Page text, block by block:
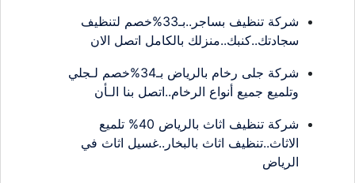
شركة تنظيف بساجر..بـ33%خصم لتنظيف
سجادتك..كنبك..منزلك بالكامل اتصل الان
شركة جلى رخام بالرياض بـ34%خصم لـجلي
وتلميع جميع أنواع الرخام..اتصل بنا الـأن
شركة تنظيف اثاث بالرياض 40% تلميع
الاثاث..تنظيف اثاث بالبخار..غسيل اثاث في
الرياض